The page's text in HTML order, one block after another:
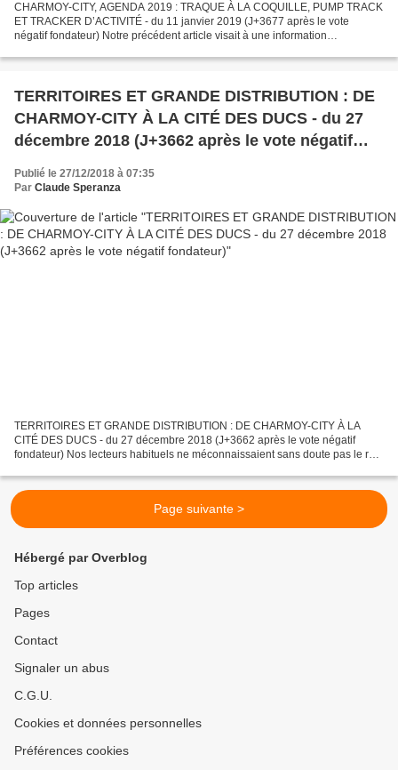
CHARMOY-CITY, AGENDA 2019 : TRAQUE À LA COQUILLE, PUMP TRACK
ET TRACKER D’ACTIVITÉ - du 11 janvier 2019 (J+3677 après le vote
négatif fondateur) Notre précédent article visait à une information
TERRITOIRES ET GRANDE DISTRIBUTION : DE
CHARMOY-CITY À LA CITÉ DES DUCS - du 27
décembre 2018 (J+3662 après le vote négatif
fondateur)
Publié le 27/12/2018 à 07:35
Par Claude Speranza
TERRITOIRES ET GRANDE DISTRIBUTION : DE CHARMOY-CITY À LA
CITÉ DES DUCS - du 27 décembre 2018 (J+3662 après le vote négatif
fondateur) Nos lecteurs habituels ne méconnaissaient sans doute pas le rôle
Page suivante >
Hébergé par Overblog
Top articles
Pages
Contact
Signaler un abus
C.G.U.
Cookies et données personnelles
Préférences cookies